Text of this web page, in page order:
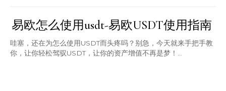
易欧怎么使用usdt-易欧USDT使用指南
哇塞，还在为怎么使用USDT而头疼吗？别急，今天就来手把手教
你，让你轻松驾驭USDT，让你的资产增值不再是梦！...